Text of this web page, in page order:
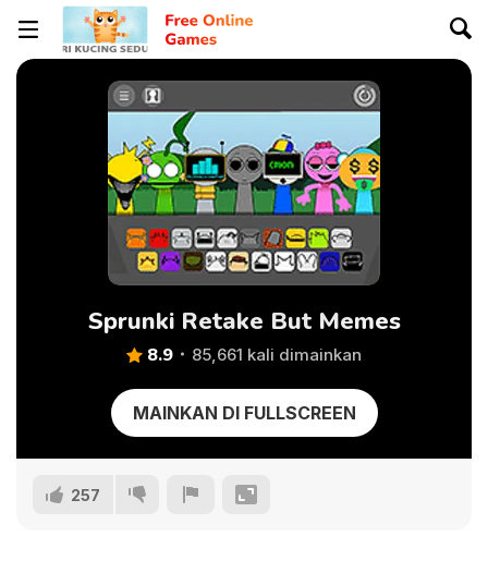
Sprunki Retake But Memes
8.9 85,661 kali dimainkan
MAINKAN DI FULLSCREEN
257